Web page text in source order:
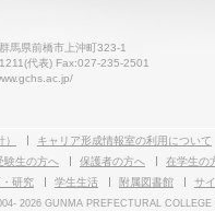
馬県前橋市上沖町323-1
代表) Fax:027-235-2501
キャリア形成情報室の利用について
験生の方へ 保護者の方へ 在学生の
研究 学生生活 附属図書館 サ
2026 GUNMA PREFECTURAL